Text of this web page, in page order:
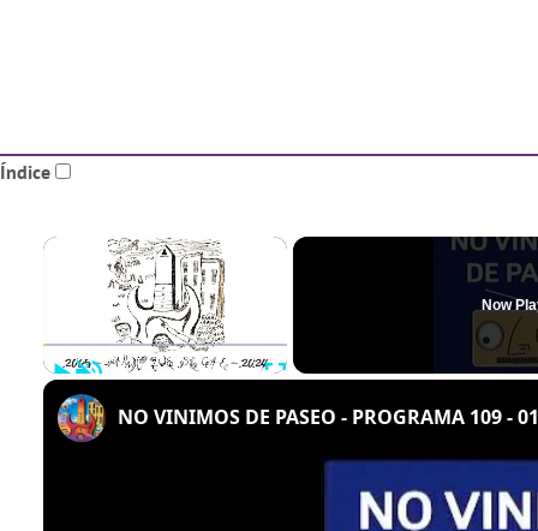
Índice
×
PlayUnmute Fullscreen
Now
NO VINIMOS DE PASEO - PROGRAMA 109 -